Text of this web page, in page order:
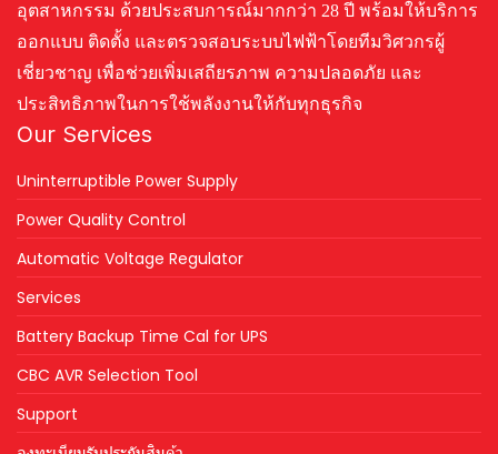
อุตสาหกรรม ด้วยประสบการณ์มากกว่า 28 ปี พร้อมให้บริการ
ออกแบบ ติดตั้ง และตรวจสอบระบบไฟฟ้าโดยทีมวิศวกรผู้
เชี่ยวชาญ เพื่อช่วยเพิ่มเสถียรภาพ ความปลอดภัย และ
ประสิทธิภาพในการใช้พลังงานให้กับทุกธุรกิจ
Our Services
Uninterruptible Power Supply
Power Quality Control
Automatic Voltage Regulator
Services
Battery Backup Time Cal for UPS
CBC AVR Selection Tool
Support